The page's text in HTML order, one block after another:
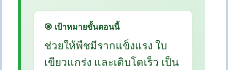
🎯 เป้าหมายขั้นตอนนี้
ช่วยให้พืชมีรากแข็งแรง ใบ
เขียวแกร่ง และเติบโตเร็ว เป็น